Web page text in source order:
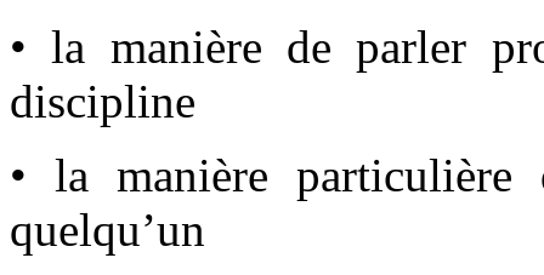
• la manière de parler
discipline
• la manière particulière
quelqu’un